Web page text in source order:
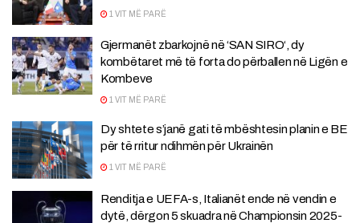
1 VIT MË PARË
Gjermanët zbarkojnë në ‘SAN SIRO‘, dy
kombëtaret më të forta do përballen në Ligën e
Kombeve
1 VIT MË PARË
Dy shtete s’janë gati të mbështesin planin e BE
për të rritur ndihmën për Ukrainën
1 VIT MË PARË
Renditja e UEFA-s, Italianët ende në vendin e
dytë, dërgon 5 skuadra në Championsin 2025-